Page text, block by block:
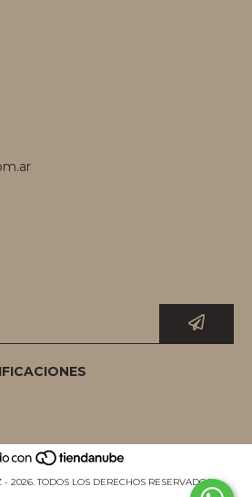
2026. TODOS LOS DERECHOS RESERVADOS.